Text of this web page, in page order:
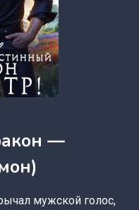
—
мужской голос,